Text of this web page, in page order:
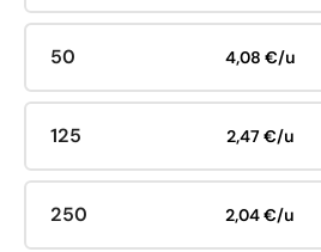
50 4,08 €/u
125 2,47 €/u
250 2,04 €/u